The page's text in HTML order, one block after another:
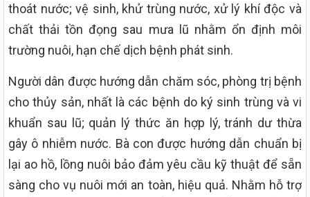
thoát nước; vệ sinh, khử trùng nước, xử lý khí độc và
chất thải tồn đọng sau mưa lũ nhằm ổn định môi
trường nuôi, hạn chế dịch bệnh phát sinh.
Người dân được hướng dẫn chăm sóc, phòng trị bệnh
cho thủy sản, nhất là các bệnh do ký sinh trùng và vi
khuẩn sau lũ; quản lý thức ăn hợp lý, tránh dư thừa
gây ô nhiễm nước. Bà con được hướng dẫn chuẩn bị
lại ao hồ, lồng nuôi bảo đảm yêu cầu kỹ thuật để sẵn
sàng cho vụ nuôi mới an toàn, hiệu quả. Nhằm hỗ trợ